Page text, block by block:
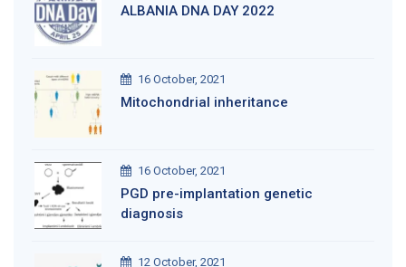
ALBANIA DNA DAY 2022
16 October, 2021
Mitochondrial inheritance
16 October, 2021
PGD pre-implantation genetic
diagnosis
12 October, 2021